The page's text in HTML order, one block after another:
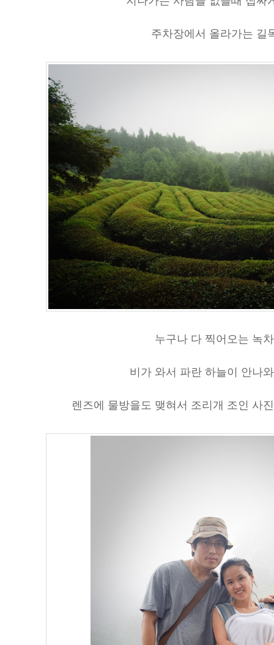
주차장에서 올라가는 길
누구나 다 찍어오는 녹
비가 와서 파란 하늘이 안나
렌즈에 물방을도 맺혀서 조리개 조인 사